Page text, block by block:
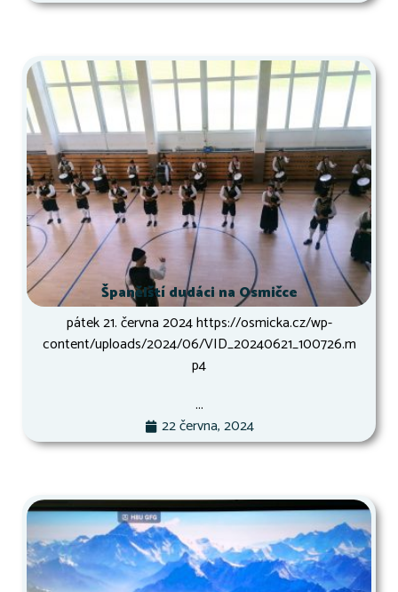
Španělští dudáci na Osmičce
pátek 21. června 2024 https://osmicka.cz/wp-
content/uploads/2024/06/VID_20240621_100726.m
p4
...
22 června, 2024